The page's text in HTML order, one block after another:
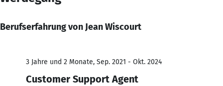
Berufserfahrung von Jean Wiscourt
3 Jahre und 2 Monate, Sep. 2021 - Okt. 2024
Customer Support Agent